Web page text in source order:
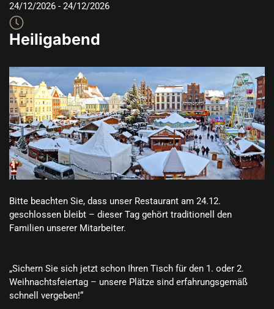
24/12/2026 - 24/12/2026
Heiligabend
Bitte beachten Sie, dass unser Restaurant am 24.12.
geschlossen bleibt – dieser Tag gehört traditionell den
Familien unserer Mitarbeiter.
„Sichern Sie sich jetzt schon Ihren Tisch für den 1. oder 2.
Weihnachtsfeiertag – unsere Plätze sind erfahrungsgemäß
schnell vergeben!“